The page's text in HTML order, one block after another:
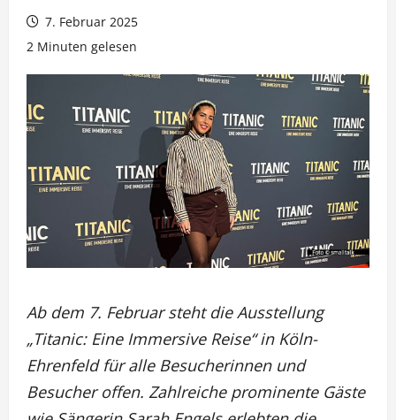
7. Februar 2025
2 Minuten gelesen
Ab dem 7. Februar steht die Ausstellung
„Titanic: Eine Immersive Reise“ in Köln-
Ehrenfeld für alle Besucherinnen und
Besucher offen. Zahlreiche prominente Gäste